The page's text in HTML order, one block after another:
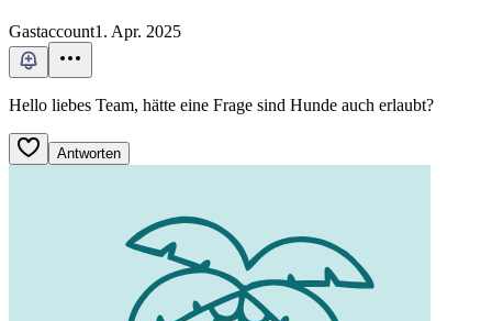
Gastaccount1. Apr. 2025
Hello liebes Team, hätte eine Frage sind Hunde auch erlaubt?
Antworten